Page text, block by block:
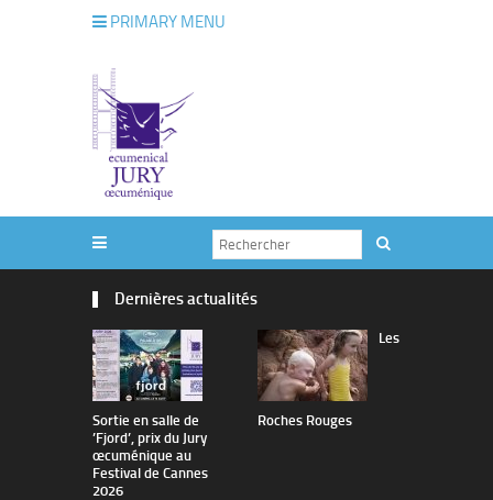
PRIMARY MENU
Dernières actualités
Sortie en salle de
’Fjord’, prix du Jury
œcuménique au
Festival de Cannes
2026
Les
Roches Rouges